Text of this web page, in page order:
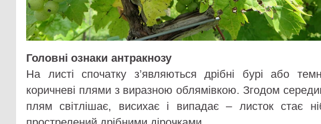
Головні ознаки антракнозу
На листі спочатку з’являються дрібні бурі або
коричневі плями з виразною облямівкою. Згодом
плям світлішає, висихає і випадає – листок стає